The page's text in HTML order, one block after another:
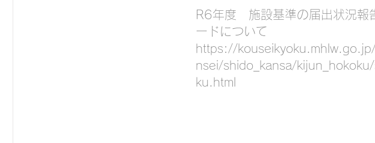
R6年度 施設基準の届出状況報
ードについて
https://
nsei/shido_kansa/
ku.html